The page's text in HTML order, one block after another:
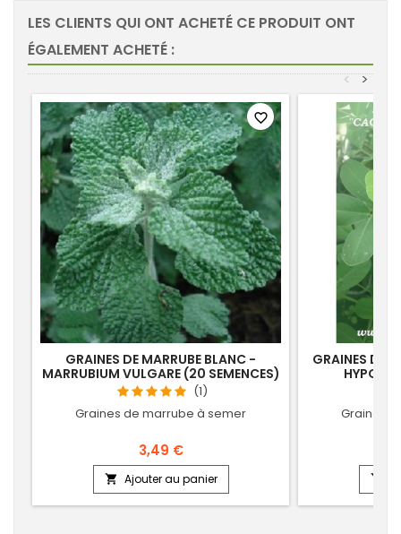
LES CLIENTS QUI ONT ACHETÉ CE PRODUIT ONT
ÉGALEMENT ACHETÉ :
>
<
GRAINES DE MARRUBE BLANC -
MARRUBIUM VULGARE (20 SEMENCES)
(1)
Graines de marrube à semer
3,49 €
 Ajouter au panier
favorite_border
GRAINES DE
Graines
